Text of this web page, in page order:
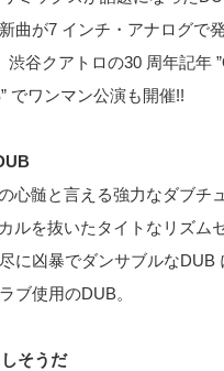
曲が7 インチ・アナログで
渋谷クアトロの30 周年記年
でワンマン公演も開催!!
心髄と言える強力なダブチ
ルを抜いたタイトなリズム
に凶暴でダンサブルなDUB
ブ使用のDUB。
そうだ